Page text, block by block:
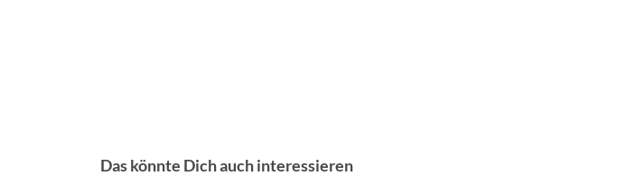
Das könnte Dich auch interessieren